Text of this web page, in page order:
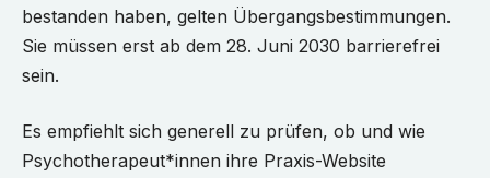
bestanden haben, gelten Übergangsbestimmungen.
Sie müssen erst ab dem 28. Juni 2030 barrierefrei
sein.
Es empfiehlt sich generell zu prüfen, ob und wie
Psychotherapeut*innen ihre Praxis-Website